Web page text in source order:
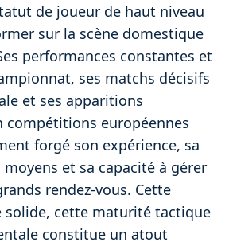
de joueur de haut niveau
sur la scène domestique
performances constantes et
ses matchs décisifs
et ses apparitions
compétitions européennes
forgé son expérience, sa
moyens et sa capacité à gérer
rendez-vous. Cette
solide, cette maturité tactique
constitue un atout